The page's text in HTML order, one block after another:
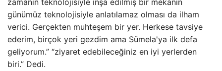
günümüz teknolojisiyle anlatılamaz olması da ilham
verici. Gerçekten muhteşem bir yer. Herkese tavsiye
ederim, birçok yeri gezdim ama Sümela'ya ilk defa
geliyorum.” “ziyaret edebileceğiniz en iyi yerlerden
biri.” Dedi.